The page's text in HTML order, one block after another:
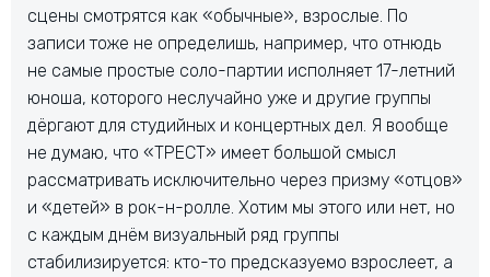
сцены смотрятся как «обычные», взрослые. По
записи тоже не определишь, например, что отнюдь
не самые простые соло-партии исполняет 17-летний
юноша, которого неслучайно уже и другие группы
дёргают для студийных и концертных дел. Я вообще
не думаю, что «ТРЕСТ» имеет большой смысл
рассматривать исключительно через призму «отцов»
и «детей» в рок-н-ролле. Хотим мы этого или нет, но
с каждым днём визуальный ряд группы
стабилизируется: кто-то предсказуемо взрослеет, а